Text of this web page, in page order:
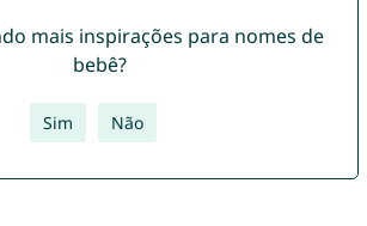
mais inspirações para nomes de
bebê?
Sim Não